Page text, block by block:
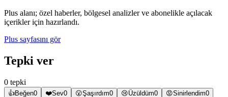
Plus alanı; özel haberler, bölgesel analizler ve abonelikle açılacak
içerikler için hazırlandı.
Plus sayfasını gör
Tepki ver
0 tepki
👍Beğen0 ❤️Sev0 😮Şaşırdım0 😢Üzüldüm0 😡Sinirlendim0